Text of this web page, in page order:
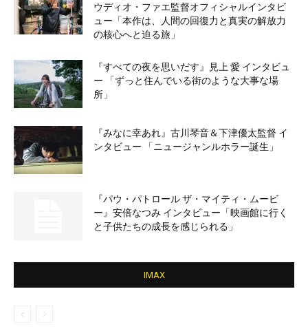
ウディオ・ファエ監督オフィシャルインタビ
ュー「本作は、人間の回復力と真実の解放力
の核心へと迫る旅」
『すべての夜を思いだす』見上 愛 インタビュ
ー 「ずっと住んでいる街のような大事な場
所」
『みなに幸あれ』古川琴音＆下津優太監督 イ
ンタビュー 「ニュージャンルホラー誕生」
『パウ・パトロール ザ・マイティ・ムービ
ー』安倍なつみ インタビュー「映画館に行く
と子供たちの成長を感じられる」
IMAX